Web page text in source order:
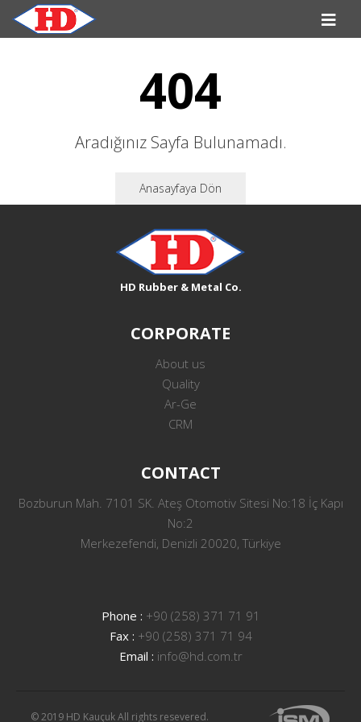
404
Aradığınız Sayfa Bulunamadı.
Anasayfaya Dön
HD Rubber & Metal Co.
CORPORATE
About us
Quality
Ar-Ge
CRM
CONTACT
Bozburun Mah. 7101 SK. Ateş Otomotiv Sitesi No:18 İç Kapı
No:2
Merkezefendi, Denizli 20020, Türkiye
Phone : +90 (258) 371 71 91
Fax : +90 (258) 371 71 94
Email : info@hd.com.tr
© 2019 HD Kauçuk All rights resevered.